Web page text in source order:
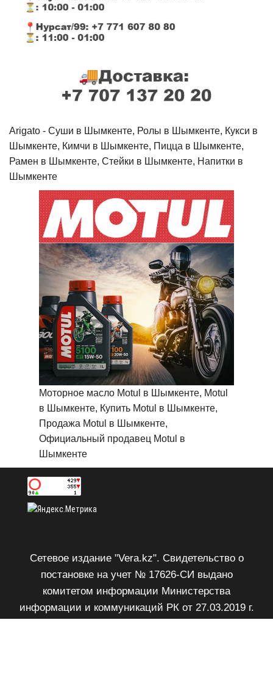
Arigato - Cуши в Шымкенте, Ролы в Шымкенте, Кукси в
Шымкенте, Кимчи в Шымкенте, Пицца в Шымкенте,
Рамен в Шымкенте, Стейки в Шымкенте, Напитки в
Шымкенте
Моторное масло Motul в Шымкенте, Motul
в Шымкенте, Купить Motul в Шымкенте,
Продажа Motul в Шымкенте,
Официальный продавец Motul в
Шымкенте
Сетевое издание "Vera.kz". Свидетельство о
постановке на учет № 17626-СИ выдано
комитетом информации Министерства
информации и коммуникаций РК от 27.03.2019 г.